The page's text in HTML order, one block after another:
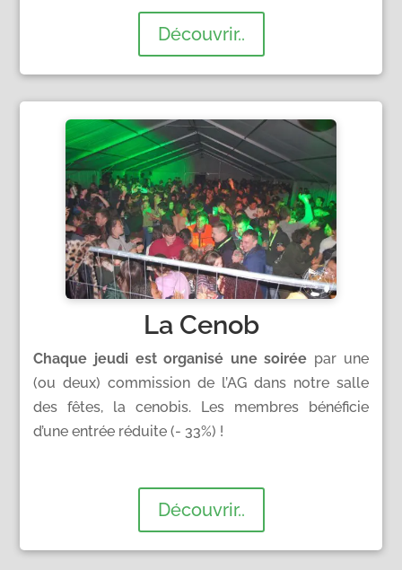
Découvrir..
La Cenob
Chaque jeudi est organisé une soirée par une
(ou deux) commission de l’AG dans notre salle
des fêtes, la cenobis. Les membres bénéficie
d’une entrée réduite (- 33%) !
Découvrir..